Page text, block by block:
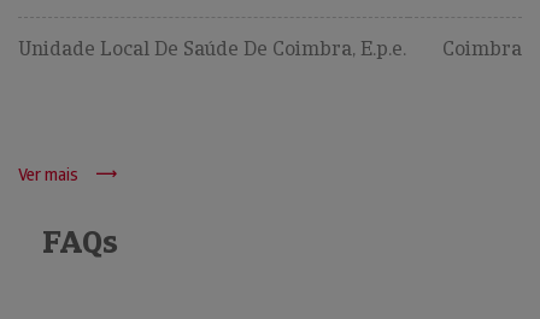
Unidade Local De Saúde De Coimbra, E.p.e. Coimbra
Ver mais
FAQs